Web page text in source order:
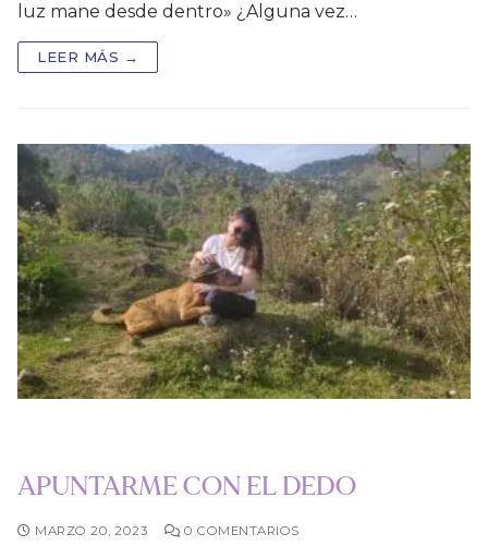
luz mane desde dentro» ¿Alguna vez…
LEER MÁS →
APUNTARME CON EL DEDO
MARZO 20, 2023 0 COMENTARIOS